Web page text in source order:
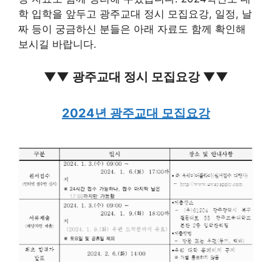
학 입학을 앞두고 광주교대 정시 모집요강, 일정, 날
짜 등이 궁금하신 분들은 아래 자료도 함께 확인해
보시길 바랍니다.
▼▼ 광주교대 정시 모집요강 ▼▼
2024년 광주교대 모집요강